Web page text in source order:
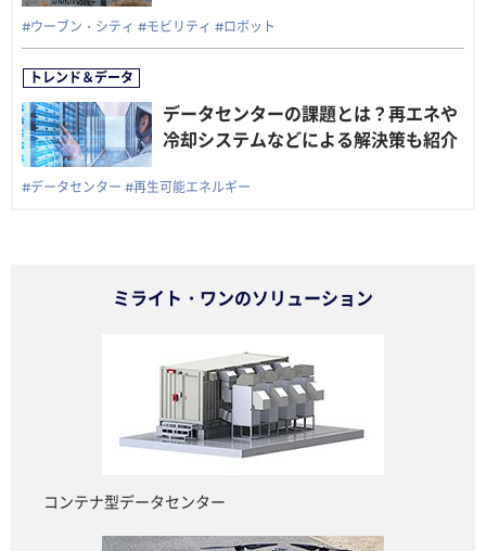
#ウーブン・シティ #モビリティ #ロボット
データセンターの課題とは？再エネや
冷却システムなどによる解決策も紹介
#データセンター #再生可能エネルギー
ミライト・ワンのソリューション
コンテナ型データセンター